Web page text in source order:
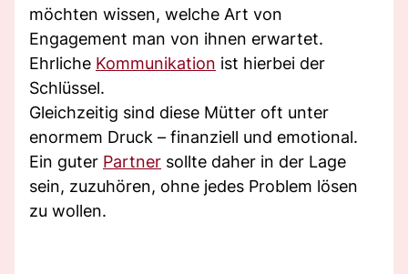
möchten wissen, welche Art von
Engagement man von ihnen erwartet.
Ehrliche Kommunikation ist hierbei der
Schlüssel.
Gleichzeitig sind diese Mütter oft unter
enormem Druck – finanziell und emotional.
Ein guter Partner sollte daher in der Lage
sein, zuzuhören, ohne jedes Problem lösen
zu wollen.